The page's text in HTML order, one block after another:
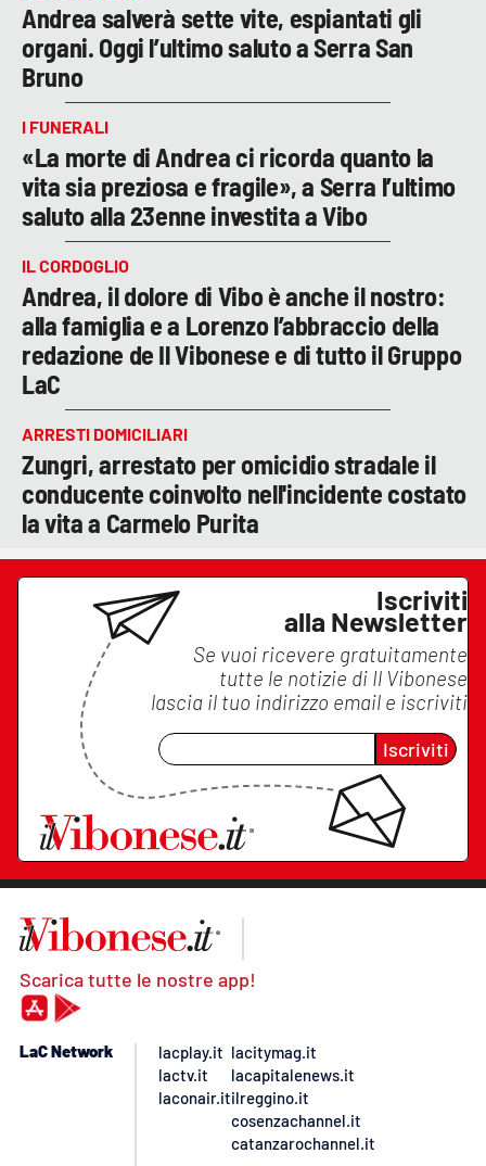
Andrea salverà sette vite, espiantati gli
organi. Oggi l’ultimo saluto a Serra San
Bruno
I FUNERALI
«La morte di Andrea ci ricorda quanto la
vita sia preziosa e fragile», a Serra l’ultimo
saluto alla 23enne investita a Vibo
IL CORDOGLIO
Andrea, il dolore di Vibo è anche il nostro:
alla famiglia e a Lorenzo l’abbraccio della
redazione de Il Vibonese e di tutto il Gruppo
LaC
ARRESTI DOMICILIARI
Zungri, arrestato per omicidio stradale il
conducente coinvolto nell'incidente costato
la vita a Carmelo Purita
Iscriviti
alla Newsletter
Se vuoi ricevere gratuitamente
tutte le notizie di Il Vibonese
lascia il tuo indirizzo email e iscriviti
Iscriviti
Scarica tutte le nostre app!
LaC Network
lacplay.it
lactv.it
laconair.it
lacitymag.it
lacapitalenews.it
ilreggino.it
cosenzachannel.it
catanzarochannel.it